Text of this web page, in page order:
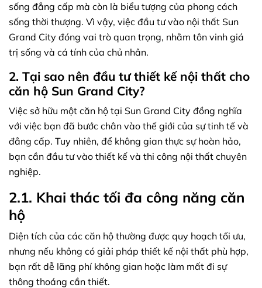
sống đẳng cấp mà còn là biểu tượng của phong cách
sống thời thượng. Vì vậy, việc đầu tư vào nội thất Sun
Grand City đóng vai trò quan trọng, nhằm tôn vinh giá
trị sống và cá tính của chủ nhân.
2. Tại sao nên đầu tư thiết kế nội thất cho
căn hộ Sun Grand City?
Việc sở hữu một căn hộ tại Sun Grand City đồng nghĩa
với việc bạn đã bước chân vào thế giới của sự tinh tế và
đẳng cấp. Tuy nhiên, để không gian thực sự hoàn hảo,
bạn cần đầu tư vào thiết kế và thi công nội thất chuyên
nghiệp.
2.1. Khai thác tối đa công năng căn
hộ
Diện tích của các căn hộ thường được quy hoạch tối ưu,
nhưng nếu không có giải pháp thiết kế nội thất phù hợp,
bạn rất dễ lãng phí không gian hoặc làm mất đi sự
thông thoáng cần thiết.